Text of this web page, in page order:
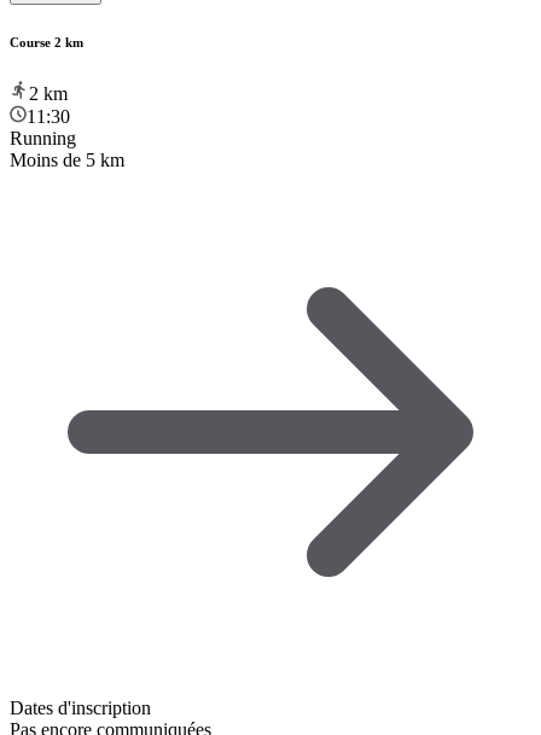
Course 2 km
2 km
11:30
Running
Moins de 5 km
Dates d'inscription
Pas encore communiquées